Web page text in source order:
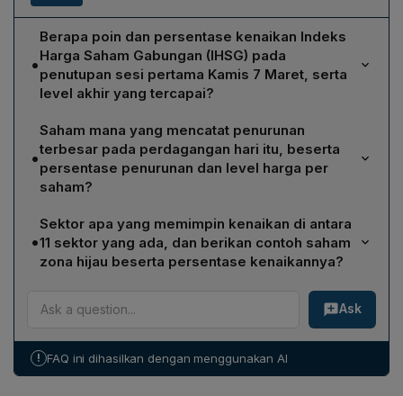
•
Berapa poin dan persentase kenaikan Indeks
Harga Saham Gabungan (IHSG) pada
penutupan sesi pertama Kamis 7 Maret, serta
level akhir yang tercapai?
pada level 7.367.
•
Saham mana yang mencatat penurunan
terbesar pada perdagangan hari itu, beserta
persentase penurunan dan level harga per
saham?
Saham PT GoTo Gojek Tokopedia Tbk (GOTO)
mengalami penurunan terbesar, anjlok 6,76% ke level
Rp 69 per saham.
•
Sektor apa yang memimpin kenaikan di antara
11 sektor yang ada, dan berikan contoh saham
zona hijau beserta persentase kenaikannya?
Sektor bahan baku memimpin dengan kenaikan 1,96%.
Contohnya, PT Aneka Tambang Tbk (ANTM) berada di
zona hijau dan melesat 2,95% ke level Rp 1.570 per
Ask
! FAQ ini dihasilkan dengan menggunakan AI